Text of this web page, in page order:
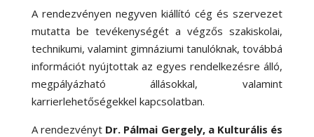
A rendezvényen negyven kiállító cég és szervezet
mutatta be tevékenységét a végzős szakiskolai,
technikumi, valamint gimnáziumi tanulóknak, továbbá
információt nyújtottak az egyes rendelkezésre álló,
megpályázható állásokkal, valamint
karrierlehetőségekkel kapcsolatban.
A rendezvényt Dr. Pálmai Gergely, a Kulturális és